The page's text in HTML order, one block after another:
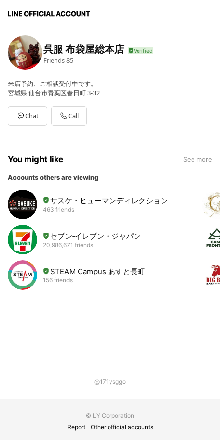
呉服 布袋屋総本店
Friends85
来店予約、ご相談受付中です。
宮城県 仙台市青葉区春日町 3-32
Chat Call
You might like See more
Accounts others are viewing
サスケ・ヒューマンディレクション
463 friends
セブン‐イレブン・ジャパン
20,986,671 friends
STEAM Campus あすと長町
156 friends
@171ysggo
© LY Corporation
Report
Other official accounts